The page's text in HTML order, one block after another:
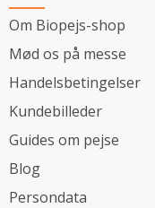
Om Biopejs-shop
Mød os på messe
Handelsbetingelser
Kundebilleder
Guides om pejse
Blog
Persondata